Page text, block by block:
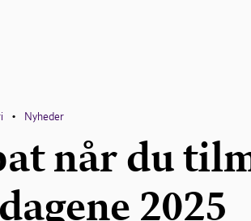
• Nyheder
når du
2025